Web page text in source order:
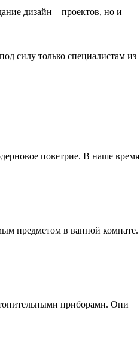
дизайн – проектов, но и
силу только специалистам из
поветрие. В наше время
предметом в ванной комнате.
приборами. Они